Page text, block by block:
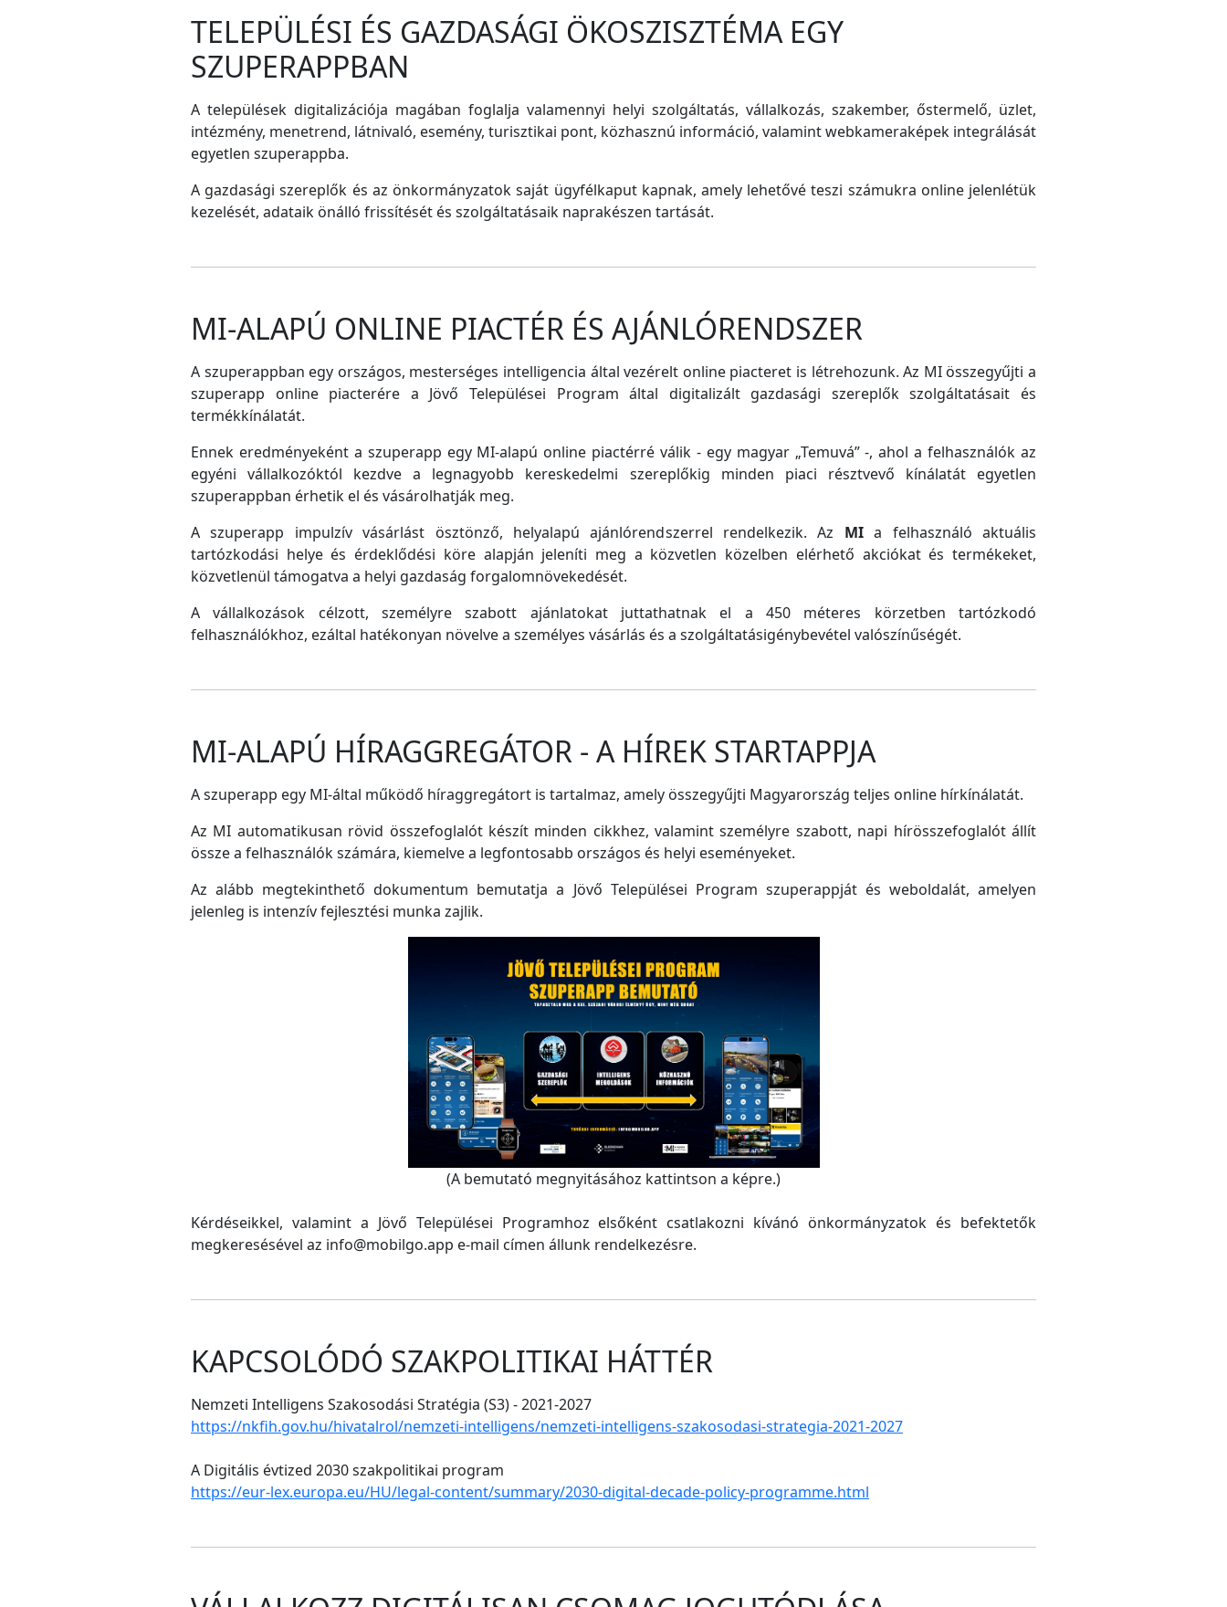
TELEPÜLÉSI ÉS GAZDASÁGI ÖKOSZISZTÉMA EGY
SZUPERAPPBAN
A települések digitalizációja magában foglalja valamennyi helyi szolgáltatás, vállalkozás, szakember, őstermelő, üzlet,
intézmény, menetrend, látnivaló, esemény, turisztikai pont, közhasznú információ, valamint webkameraképek integrálását
egyetlen szuperappba.
A gazdasági szereplők és az önkormányzatok saját ügyfélkaput kapnak, amely lehetővé teszi számukra online jelenlétük
kezelését, adataik önálló frissítését és szolgáltatásaik naprakészen tartását.
MI-ALAPÚ ONLINE PIACTÉR ÉS AJÁNLÓRENDSZER
A szuperappban egy országos, mesterséges intelligencia által vezérelt online piacteret is létrehozunk. Az MI összegyűjti a
szuperapp online piacterére a Jövő Települései Program által digitalizált gazdasági szereplők szolgáltatásait és
termékkínálatát.
Ennek eredményeként a szuperapp egy MI-alapú online piactérré válik - egy magyar „Temuvá” -, ahol a felhasználók az
egyéni vállalkozóktól kezdve a legnagyobb kereskedelmi szereplőkig minden piaci résztvevő kínálatát egyetlen
szuperappban érhetik el és vásárolhatják meg.
A szuperapp impulzív vásárlást ösztönző, helyalapú ajánlórendszerrel rendelkezik. Az MIa felhasználó aktuális
tartózkodási helye és érdeklődési köre alapján jeleníti meg a közvetlen közelben elérhető akciókat és termékeket,
közvetlenül támogatva a helyi gazdaság forgalomnövekedését.
A vállalkozások célzott, személyre szabott ajánlatokat juttathatnak el a 450 méteres körzetben tartózkodó
felhasználókhoz, ezáltal hatékonyan növelve a személyes vásárlás és a szolgáltatásigénybevétel valószínűségét.
MI-ALAPÚ HÍRAGGREGÁTOR - A HÍREK STARTAPPJA
A szuperapp egy MI-által működő híraggregátort is tartalmaz, amely összegyűjti Magyarország teljes online hírkínálatát.
Az MI automatikusan rövid összefoglalót készít minden cikkhez, valamint személyre szabott, napi hírösszefoglalót állít
össze a felhasználók számára, kiemelve a legfontosabb országos és helyi eseményeket.
Az alább megtekinthető dokumentum bemutatja a Jövő Települései Program szuperappját és weboldalát, amelyen
jelenleg is intenzív fejlesztési munka zajlik.
(A bemutató megnyitásához kattintson a képre.)
Kérdéseikkel, valamint a Jövő Települései Programhoz elsőként csatlakozni kívánó önkormányzatok és befektetők
megkeresésével az info@mobilgo.app e-mail címen állunk rendelkezésre.
KAPCSOLÓDÓ SZAKPOLITIKAI HÁTTÉR
Nemzeti Intelligens Szakosodási Stratégia (S3) - 2021-2027
https://nkfih.gov.hu/hivatalrol/nemzeti-intelligens/nemzeti-intelligens-szakosodasi-strategia-2021-2027
A Digitális évtized 2030 szakpolitikai program
https://eur-lex.europa.eu/HU/legal-content/summary/2030-digital-decade-policy-programme.html